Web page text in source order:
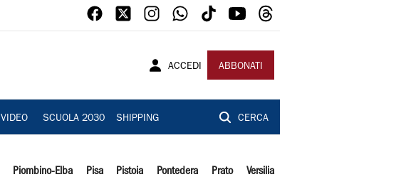
ACCEDI ABBONATI
VIDEO SCUOLA 2030 SHIPPING CERCA
Piombino-Elba Pisa Pistoia Pontedera Prato Versilia